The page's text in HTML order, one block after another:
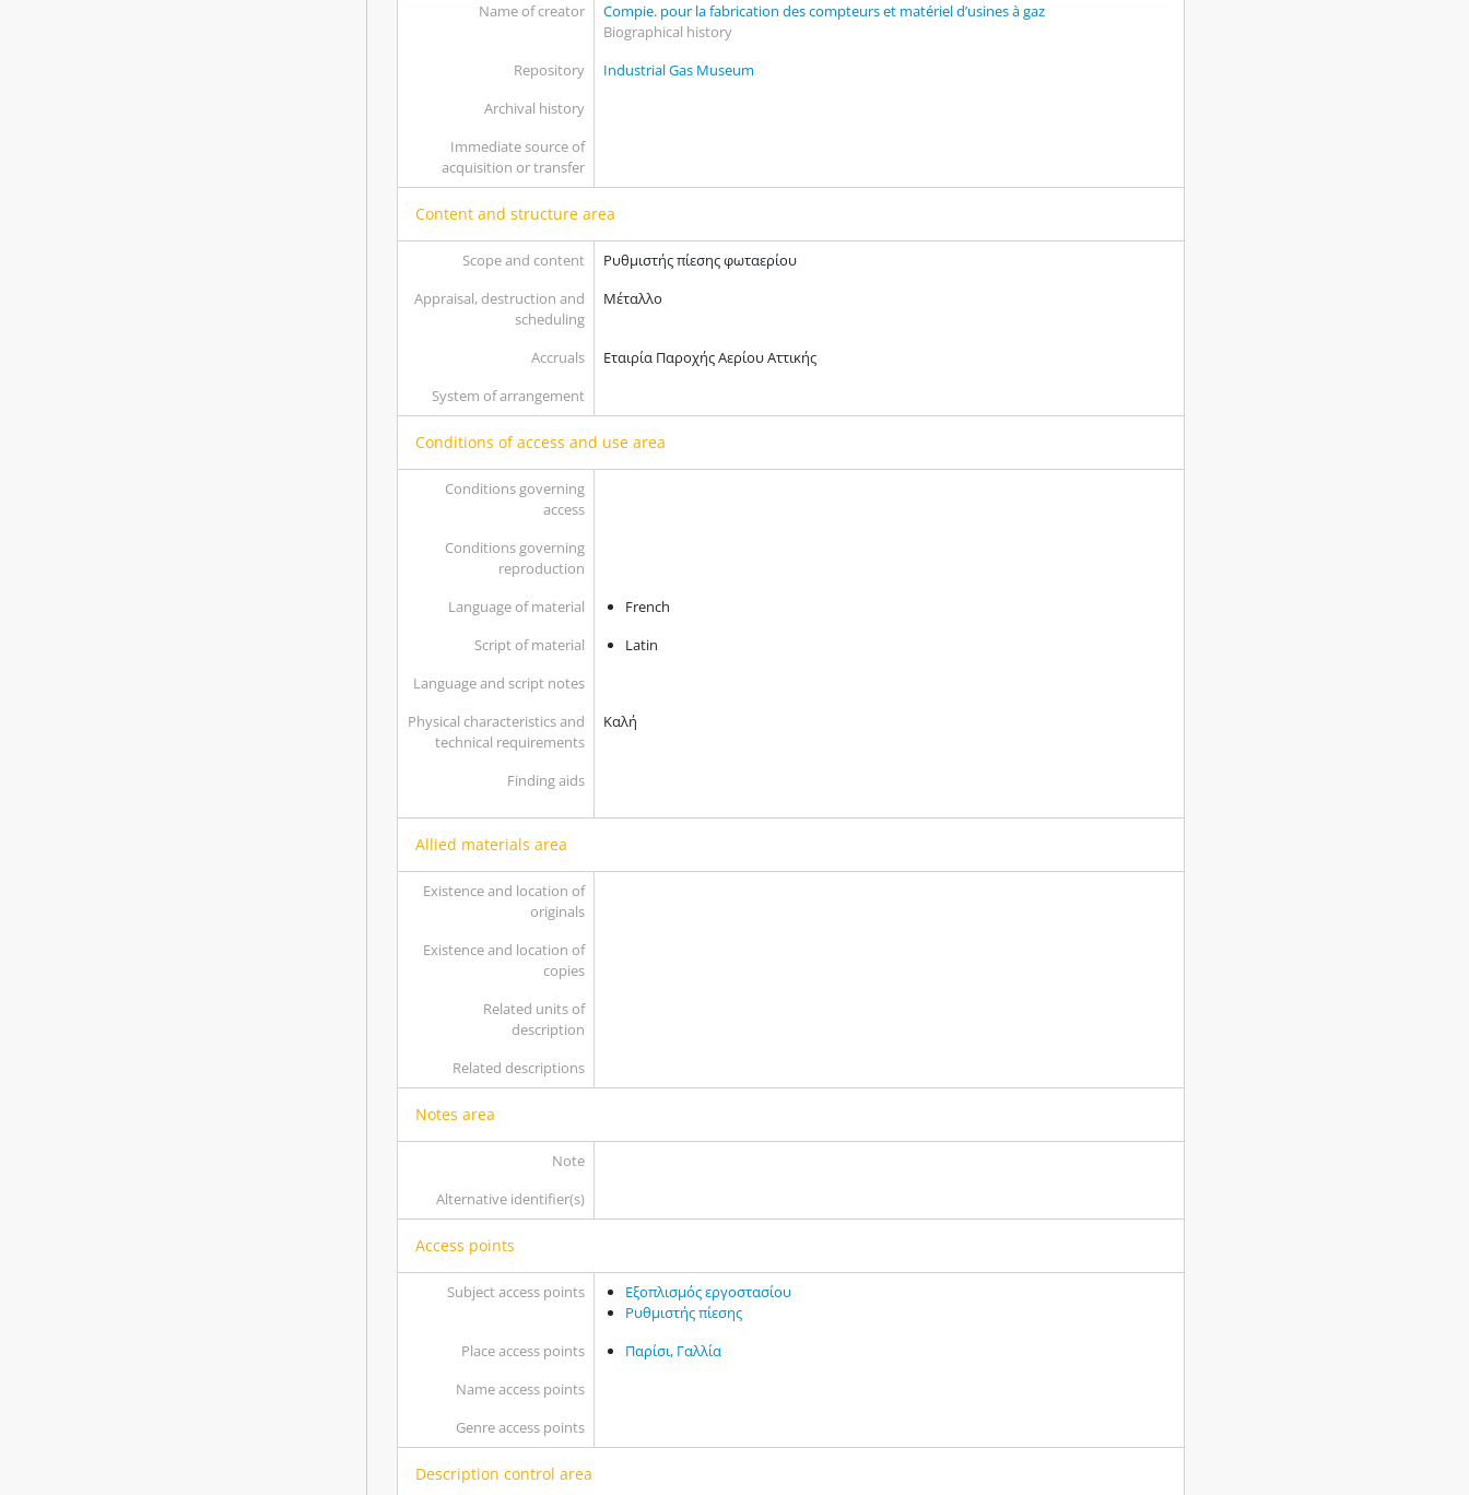
Name of creator
Compie. pour la fabrication des compteurs et matériel d’usines à gaz
Biographical history
Repository
Industrial Gas Museum
Archival history
Immediate source of
acquisition or transfer
Content and structure area
Scope and content
Ρυθμιστής πίεσης φωταερίου
Appraisal, destruction and
scheduling
Μέταλλο
Accruals
Εταιρία Παροχής Αερίου Αττικής
System of arrangement
Conditions of access and use area
Conditions governing
access
Conditions governing
reproduction
Language of material
French
Script of material
Latin
Language and script notes
Physical characteristics and
technical requirements
Καλή
Finding aids
Allied materials area
Existence and location of
originals
Existence and location of
copies
Related units of
description
Related descriptions
Notes area
Note
Alternative identifier(s)
Access points
Subject access points
Εξοπλισμός εργοστασίου
Ρυθμιστής πίεσης
Place access points
Παρίσι, Γαλλία
Name access points
Genre access points
Description control area